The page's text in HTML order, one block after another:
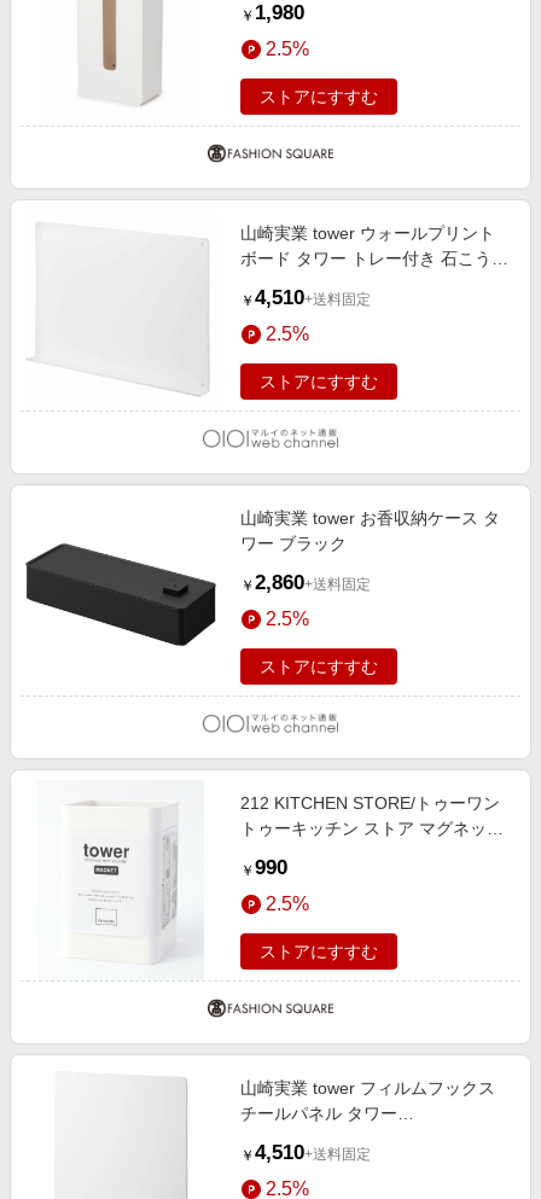
山崎実業 ＜tower タワー＞ ホワイ
ト 00(FREE)
￥ 1,980
2.5%
ストアにすすむ
山崎実業 tower ウォールプリント
ボード タワー トレー付き 石こうボ
￥ 4,510+送料固定
2.5%
ストアにすすむ
山崎実業 tower お香収納ケース タ
ワー ブラック
￥ 2,860+送料固定
2.5%
ストアにすすむ
212 KITCHEN STORE/トゥーワン
トゥーキッチン ストア マグネット
山崎実業 ＜tower タワー＞ その他
(879) 00(FREE)
￥ 990
2.5%
ストアにすすむ
山崎実業 tower フィルムフックス
チールパネル タワー
￥ 4,510+送料固定
2.5%